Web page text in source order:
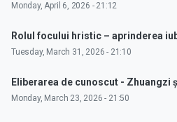
Monday, April 6, 2026 - 21:12
Rolul focului hristic – aprinderea
Tuesday, March 31, 2026 - 21:10
Eliberarea de cunoscut - Zhuangzi
Monday, March 23, 2026 - 21:50